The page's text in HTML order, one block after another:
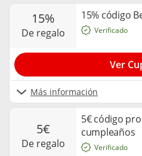
15%
de regalo
15% código
Más información
Verificado
Ver
5€
de regalo
5€ código
cumpleaños
Verificado